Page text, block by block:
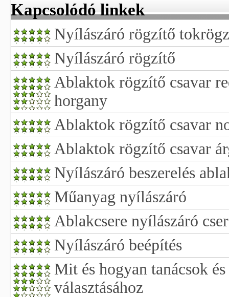
Kapcsolódó linkek
Nyílászáró rögzítő
Nyílászáró rögzítő
Ablaktok rögzítő csavar
horgany
Ablaktok rögzítő csavar
Ablaktok rögzítő csavar
Nyílászáró beszerelés
Műanyag nyílászáró
Ablakcsere nyílászáró
Nyílászáró beépítés
Mit és hogyan tanácsok
választásához